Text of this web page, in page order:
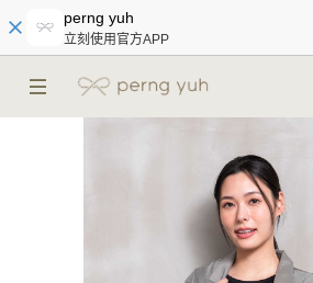
perng yuh
立刻使用官方APP